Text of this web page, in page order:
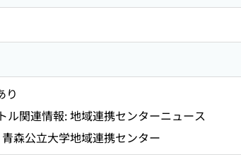
り
ル関連情報: 地域連携センターニュース
森公立大学地域連携センター